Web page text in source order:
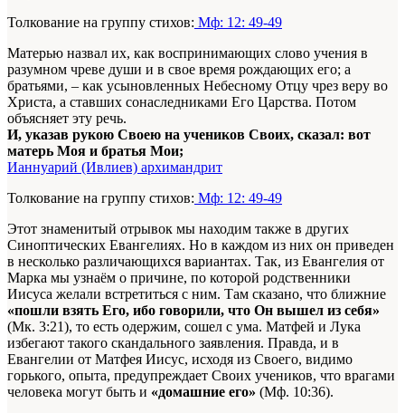
Толкование на группу стихов: Мф: 12: 49-49
Матерью назвал их, как воспринимающих слово учения в
разумном чреве души и в свое время рождающих его; а
братьями, – как усыновленных Небесному Отцу чрез веру во
Христа, а ставших сонаследниками Его Царства. Потом
объясняет эту речь.
И, указав рукою Своею на учеников Своих, сказал: вот
матерь Моя и братья Мои;
Ианнуарий (Ивлиев) архимандрит
Толкование на группу стихов: Мф: 12: 49-49
Этот знаменитый отрывок мы находим также в других
Синоптических Евангелиях. Но в каждом из них он приведен
в несколько различающихся вариантах. Так, из Евангелия от
Марка мы узнаём о причине, по которой родственники
Иисуса желали встретиться с ним. Там сказано, что ближние
«пошли взять Его, ибо говорили, что Он вышел из себя»
(Мк. 3:21), то есть одержим, сошел с ума. Матфей и Лука
избегают такого скандального заявления. Правда, и в
Евангелии от Матфея Иисус, исходя из Своего, видимо
горького, опыта, предупреждает Своих учеников, что врагами
человека могут быть и «домашние его» (Мф. 10:36).